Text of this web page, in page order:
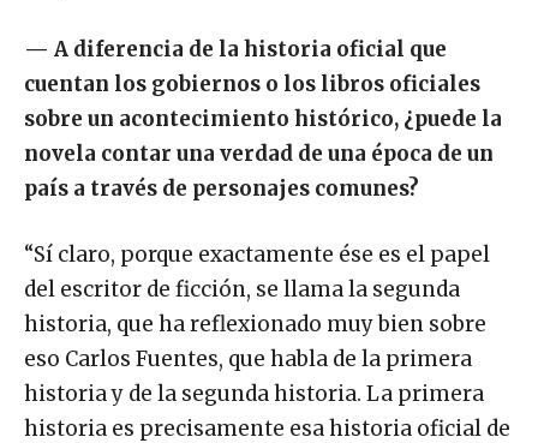
— A diferencia de la historia oficial que
cuentan los gobiernos o los libros oficiales
sobre un acontecimiento histórico, ¿puede la
novela contar una verdad de una época de un
país a través de personajes comunes?
“Sí claro, porque exactamente ése es el papel
del escritor de ficción, se llama la segunda
historia, que ha reflexionado muy bien sobre
eso Carlos Fuentes, que habla de la primera
historia y de la segunda historia. La primera
historia es precisamente esa historia oficial de